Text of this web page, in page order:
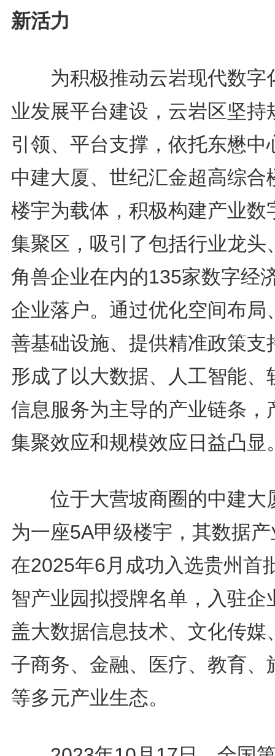
新活力
为积极推动云岩现代数字
业发展平台建设，云岩区坚持
引领、平台支撑，依托东懋中
中建大厦、世纪汇金超高综合
楼宇为载体，积极构建产业数
集聚区，吸引了包括行业龙头
角兽企业在内的135家数字经
企业落户。通过优化空间布局
善基础设施、提供精准政策支
形成了以大数据、人工智能、
信息服务为主导的产业链条，
集聚效应和规模效应日益凸显
位于大营坡商圈的中建大
为一座5A甲级楼宇，其数据
在2025年6月成功入选贵州首
智产业园拟授牌名单，入驻企
盖大数据信息技术、文化传媒
子商务、金融、医疗、教育、
等多元产业生态。